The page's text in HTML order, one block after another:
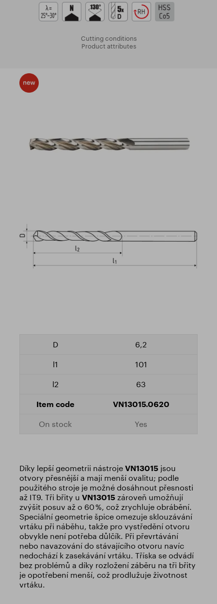
Cutting conditions
Product attributes
6,2
101
63
VN13015.0620
Yes
Díky lepší geometrii nástroje VN13015 jsou
otvory přesnější a mají menší ovalitu; podle
použitého stroje je možné dosáhnout přesnosti
až IT9. Tři břity u VN13015 zároveň umožňují
zvýšit posuv až o 60 %, což zrychluje obrábění.
Speciální geometrie špice omezuje sklouzávání
vrtáku při náběhu, takže pro vystředění otvoru
obvykle není potřeba důlčík. Při převrtávání
nebo navazování do stávajícího otvoru navíc
nedochází k zasekávání vrtáku. Tříska se odvádí
bez problémů a díky rozložení záběru na tři břity
je opotřebení menší, což prodlužuje životnost
vrtáku.